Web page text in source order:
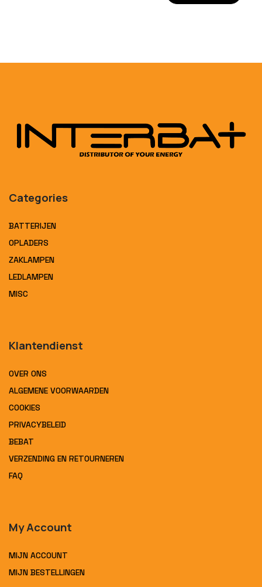
Categories
BATTERIJEN
OPLADERS
ZAKLAMPEN
LEDLAMPEN
MISC
Klantendienst
OVER ONS
ALGEMENE VOORWAARDEN
COOKIES
PRIVACYBELEID
BEBAT
VERZENDING EN RETOURNEREN
FAQ
My Account
MIJN ACCOUNT
MIJN BESTELLINGEN